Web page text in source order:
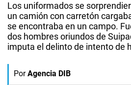
Los uniformados se
un camión con carretón
se encontraba en un campo.
dos hombres oriundos de
imputa el delinto de intento de
Por Agencia DIB